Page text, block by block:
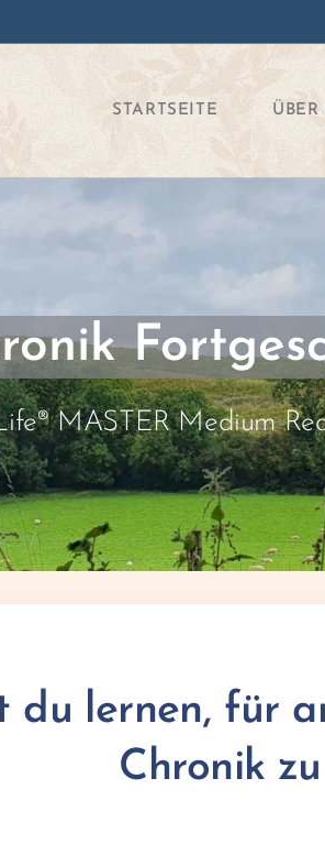
STARTSEITE
MASTER Medium
du lernen, für
Chronik